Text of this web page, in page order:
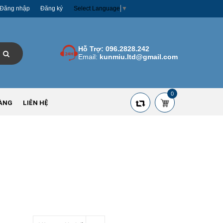
Đăng nhập Đăng ký Select Language ▼
Hỗ Trợ: 096.2828.242
Email: kunmiu.ltd@gmail.com
LIÊN HỆ
0